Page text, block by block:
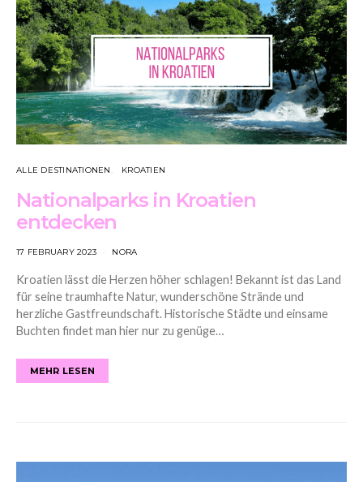
ALLE DESTINATIONEN KROATIEN
Nationalparks in Kroatien
entdecken
17 FEBRUARY 2023 NORA
Kroatien lässt die Herzen höher schlagen! Bekannt ist das Land
für seine traumhafte Natur, wunderschöne Strände und
herzliche Gastfreundschaft. Historische Städte und einsame
Buchten findet man hier nur zu genüge…
MEHR LESEN